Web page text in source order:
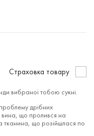
Cтраховка товару
вибраної тобою сукні.
дрібних
вина, що пролився на
тканина, що розійшлася по